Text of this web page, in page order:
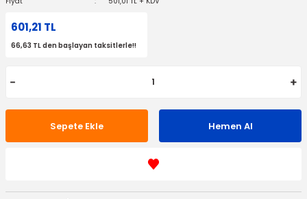
601,21 TL
66,63 TL den başlayan taksitlerle!!
Sepete Ekle Hemen Al